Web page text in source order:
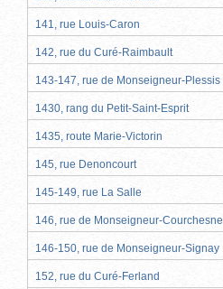
141, rue Louis-Caron
142, rue du Curé-Raimbault
143-147, rue de Monseigneur-Plessis
1430, rang du Petit-Saint-Esprit
1435, route Marie-Victorin
145, rue Denoncourt
145-149, rue La Salle
146, rue de Monseigneur-Courchesne
146-150, rue de Monseigneur-Signay
152, rue du Curé-Ferland